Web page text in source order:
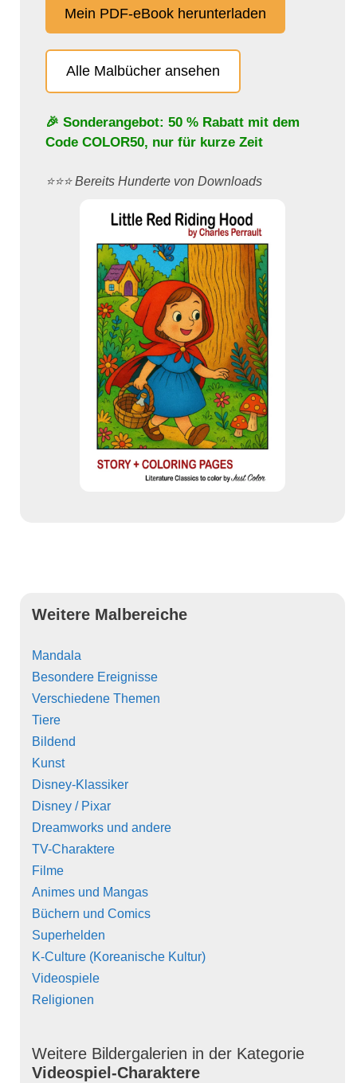
Mein PDF-eBook herunterladen
Alle Malbücher ansehen
🎉 Sonderangebot: 50 % Rabatt mit dem
Code COLOR50, nur für kurze Zeit
⭐️⭐️⭐️ Bereits Hunderte von Downloads
Weitere Malbereiche
Mandala
Besondere Ereignisse
Verschiedene Themen
Tiere
Bildend
Kunst
Disney-Klassiker
Disney / Pixar
Dreamworks und andere
TV-Charaktere
Filme
Animes und Mangas
Büchern und Comics
Superhelden
K-Culture (Koreanische Kultur)
Videospiele
Religionen
Weitere Bildergalerien in der Kategorie
Videospiel-Charaktere